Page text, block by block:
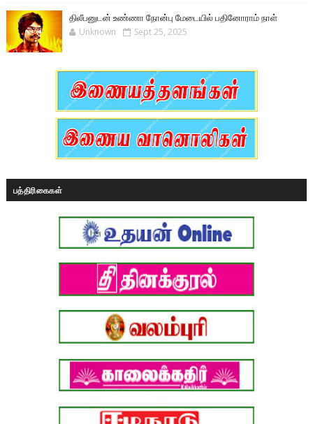
திலீபனுடன் உண்ணா நோன்பு மேடையில் பதினோராம் நாள்
Unknown Sept 25, 2025
பத்திரிகைகள்